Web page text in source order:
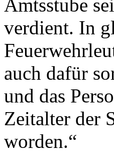
Amtsstube
verdient. In
auch dafür
und das
Zeitalter der
worden.“